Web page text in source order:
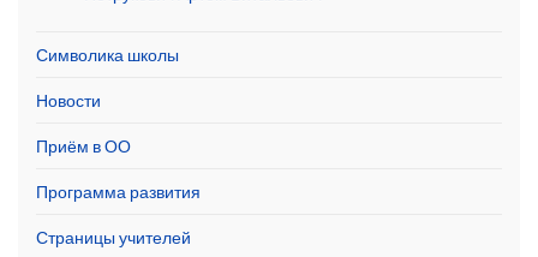
Символика школы
Новости
Приём в ОО
Программа развития
Страницы учителей